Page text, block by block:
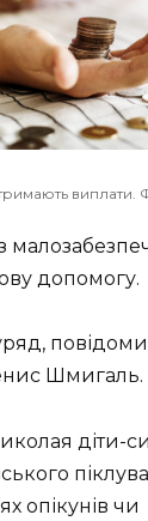
допомогу.
Шмигаль.
діти-
опікунів чи